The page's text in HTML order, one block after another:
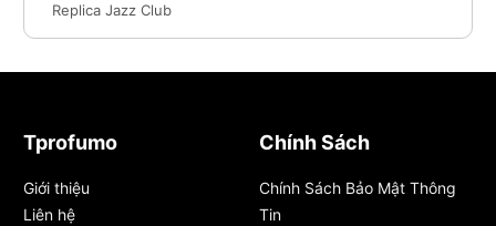
Replica Jazz Club
Tprofumo
Giới thiệu
Liên hệ
Chính Sách
Chính Sách Bảo Mật Thông
Tin